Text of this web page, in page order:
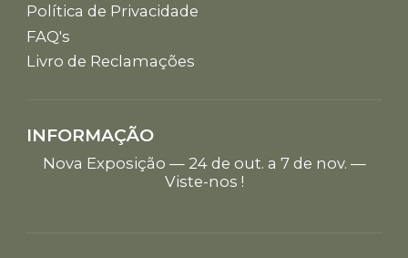
Política de Privacidade
FAQ's
Livro de Reclamações
INFORMAÇÃO
Nova Exposição — 24 de out. a 7 de nov. —
Viste-nos !